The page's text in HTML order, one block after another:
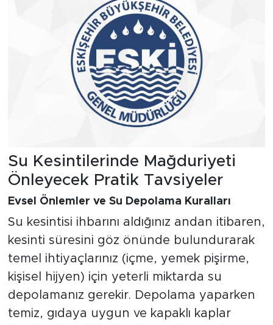
Su Kesintilerinde Mağduriyeti
Önleyecek Pratik Tavsiyeler
Evsel Önlemler ve Su Depolama Kuralları
Su kesintisi ihbarını aldığınız andan itibaren,
kesinti süresini göz önünde bulundurarak
temel ihtiyaçlarınız (içme, yemek pişirme,
kişisel hijyen) için yeterli miktarda su
depolamanız gerekir. Depolama yaparken
temiz, gıdaya uygun ve kapaklı kaplar